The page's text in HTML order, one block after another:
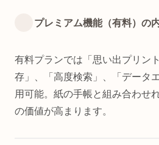
プレミアム機能（有料）の
有料プランでは「思い出プリン
存」、「高度検索」、「データ
用可能。紙の手帳と組み合わせ
の価値が高まります。